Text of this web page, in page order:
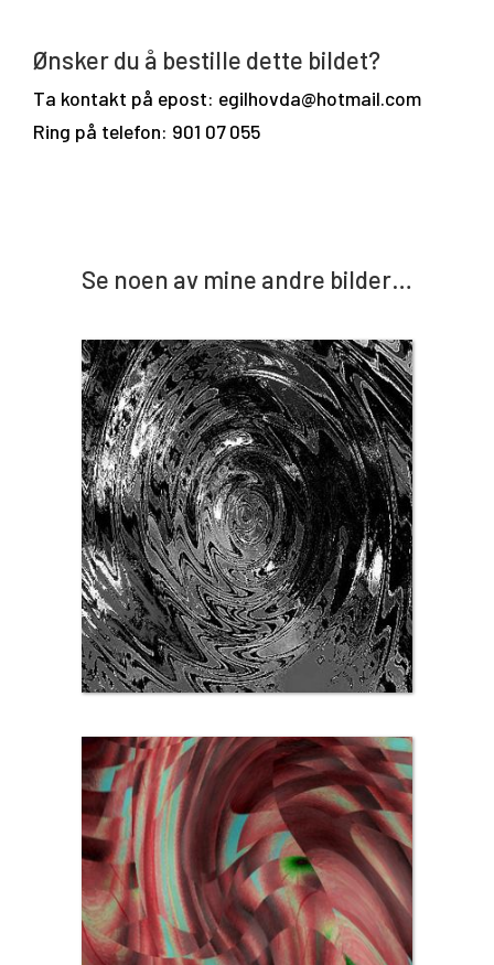
Ønsker du å bestille dette bildet?
Ta kontakt på epost: egilhovda@hotmail.com
Ring på telefon: 901 07 055
Se noen av mine andre bilder…